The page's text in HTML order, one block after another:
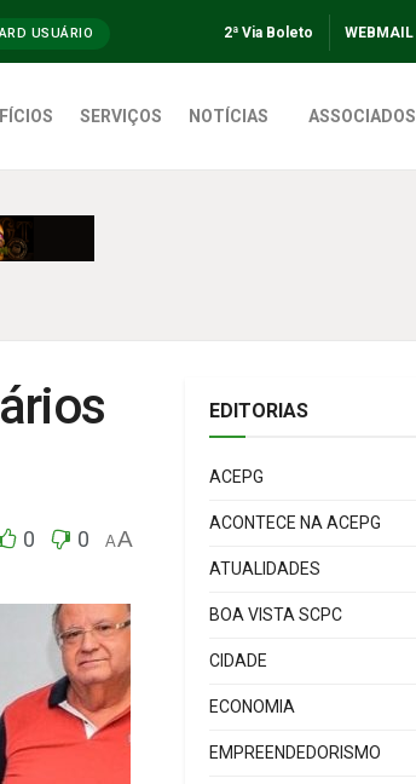
USUÁRIO 2ª Via Boleto WEBMAIL
SERVIÇOS NOTÍCIAS ASSOCIADOS
0 0 AA
EDITORIAS
ACEPG
ACONTECE NA ACEPG
ATUALIDADES
BOA VISTA SCPC
CIDADE
ECONOMIA
EMPREENDEDORISMO